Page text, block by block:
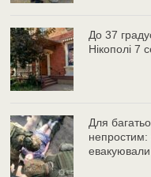
До 37
Нікополі 7
Для
непростим: